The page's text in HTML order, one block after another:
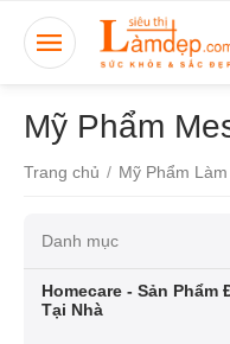
Mỹ Phẩm
Trang chủ / Mỹ Phẩm
Danh mục
Homecare - Sản Phẩm
Tại Nhà